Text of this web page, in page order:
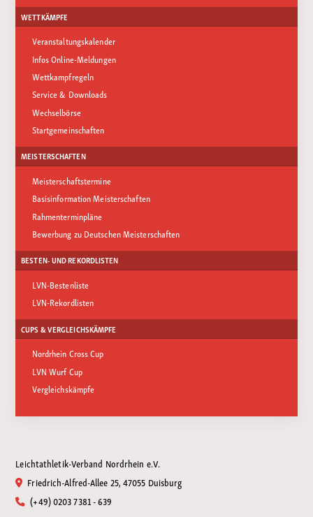
WETTKÄMPFE
Veranstaltungskalender
Infos Online-Meldungen
Wettkampfregeln
Service & Downloads
Wechselbörse
Startgemeinschaften
MEISTERSCHAFTEN
Meisterschaftstermine
Basisinformation Meisterschaften
Rahmenterminpläne
Bewerbung zu Deutschen Meisterschaften
BESTEN- UND REKORDLISTEN
LVN-Bestenliste
LVN-Rekordlisten
CUPS & VERGLEICHSKÄMPFE
Nordrhein Cross Cup
LVN Wurf Cup
Vergleichskämpfe
Leichtathletik-Verband Nordrhein e.V.
Friedrich-Alfred-Allee 25, 47055 Duisburg
(+49) 0203 7381 - 639